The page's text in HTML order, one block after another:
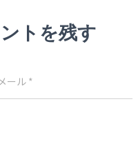
トを残す
ール *